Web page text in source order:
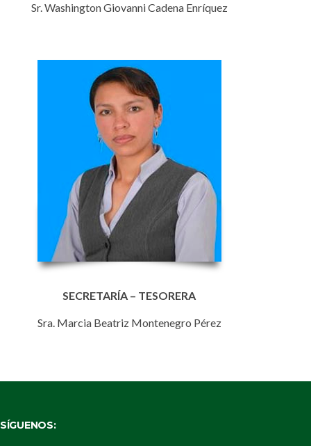
Sr. Washington Giovanni Cadena Enríquez
SECRETARÍA – TESORERA
Sra. Marcia Beatriz Montenegro Pérez
SÍGUENOS: